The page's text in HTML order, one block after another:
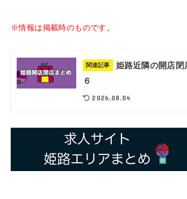
※情報は掲載時のものです。
関連記事
姫路近隣の開店閉
６
2026.08.04